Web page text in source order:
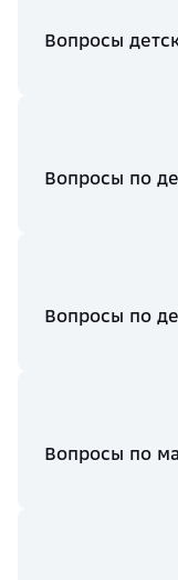
Вопросы
Вопросы по
Вопросы по
Вопросы по